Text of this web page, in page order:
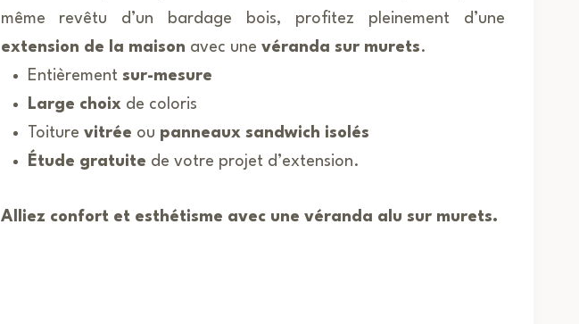
même revêtu d’un bardage bois, profitez pleinement d’une
extension de la maison avec une véranda sur murets.
Entièrement sur-mesure
Large choix de coloris
Toiture vitrée ou panneaux sandwich isolés
Étude gratuite de votre projet d’extension.
Alliez confort et esthétisme avec une véranda alu sur murets.